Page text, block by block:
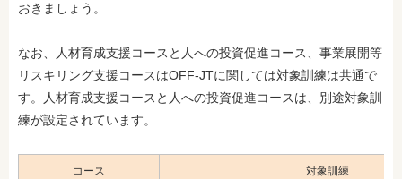
おきましょう。
なお、人材育成支援コースと人への投資促進コース、事業展開等
リスキリング支援コースはOFF-JTに関しては対象訓練は共通で
す。人材育成支援コースと人への投資促進コースは、別途対象訓
練が設定されています。
コース 対象訓練